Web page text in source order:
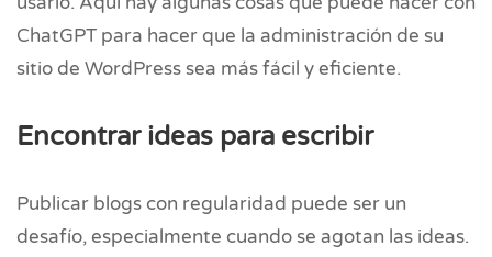
ChatGPT para hacer que la administración de su
sitio de WordPress sea más fácil y eficiente.
Encontrar ideas para escribir
Publicar blogs con regularidad puede ser un
desafío, especialmente cuando se agotan las ideas.